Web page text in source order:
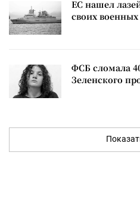
ЕС нашел
своих
ФСБ сломала
Зеленского